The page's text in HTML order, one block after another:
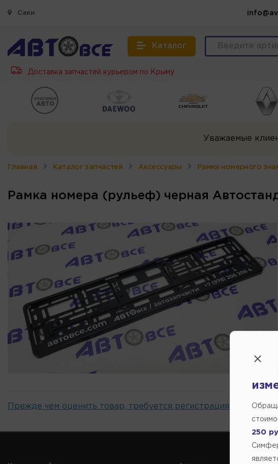
Саки
Каталог
Доставка запчастей курьером по Крыму
Уважаемые
Главная Каталог запчастей Аксессуары Рамки номерного
Рамка номера (рульеф) черная
Прежде чем оценить товар, требуется регистрация на сайте.
250